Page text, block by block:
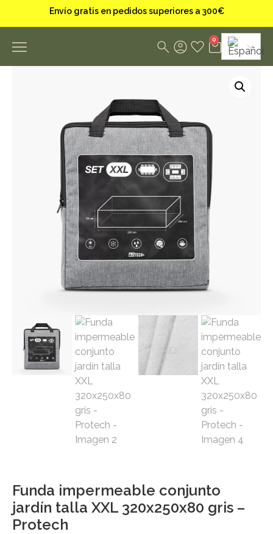
Envío gratis en pedidos superiores a 300€
0
Funda impermeable conjunto
jardín talla XXL 320x250x80 gris –
Protech